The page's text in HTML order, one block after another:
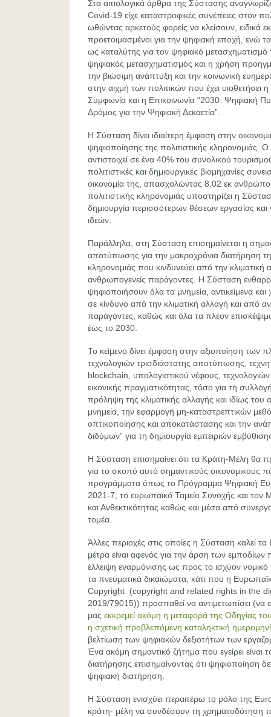
Στα αιτιολογικά άρθρα της Σύστασης
Covid-19 είχε καταστροφικές συνέπειες στον
ωθώντας αρκετούς φορείς να κλείσουν, ειδικά
προετοιμασμένοι για την ψηφιακή εποχή, ενώ
ως καταλύτης για τον ψηφιακό
ψηφιακός μετασχηματισμός και η χρήση
την βιώσιμη ανάπτυξη και την κοινωνική
στην αιχμή των πολιτικών που έχει
Συμφωνία και η Επικοινωνία “2030: Ψηφιακή
Δρόμος για την Ψηφιακή Δεκαετία”.
Η Σύσταση δίνει ιδιαίτερη έμφαση στην
ψηφιοποίησης της πολιτιστικής κληρονομιάς. Ο
αντιστοιχεί σε ένα 40% του συνολικού
πολιτιστικές και δημιουργικές βιομηχανίες
οικονομία της, απασχολώντας 8.02 εκ
πολιτιστικής κληρονομιάς υποστηρίζει η
δημιουργία περισσότερων θέσεων εργασίας και
ιδεών.
Παράλληλα, στη Σύσταση επισημαίνεται η
αποτύπωσης για την μακροχρόνια διατήρηση
κληρονομιάς που κινδυνεύει από την κλιματική
ανθρωπογενείς παράγοντες. Η Σύσταση
ψηφιοποιήσουν όλα τα μνημεία, αντικείμενα
σε κίνδυνο από την κλιματική αλλαγή και από
παράγοντες, καθώς και όλα τα πλέον
έως το 2030.
Το κείμενο δίνει έμφαση στην αξιοποίηση των
τεχνολογιών τρισδιάστατης αποτύπωσης,
blockchain, υπολογιστικού νέφους,
εικονικής πραγματικότητας, τόσο για τη
πρόληψη της κλιματικής αλλαγής και ιδίως του
μνημεία, την εφαρμογή μη-καταστρεπτικών
οπτικοποίησης και αποκατάστασης και την
διδύμων” για τη δημιουργία εμπειριών
Η Σύσταση επισημαίνει ότι τα Κράτη-Μέλη θα
για το σκοπό αυτό σημαντικούς οικονομικους
προγράμματα όπως το Πρόγραμμα Ψηφιακή
2021-7, το ευρωπαϊκό Ταμείο Συνοχής και τον
και Ανθεκτικότητας καθώς και μέσα από
τομέα.
Άλλες περιοχές στις οποίες η Σύσταση καλεί
μέτρα είναι αφενός για την άρση των εμποδίων
έλλειψη εναρμόνισης ως προς το ισχύον νομικό
τα πνευματικά δικαιώματα, κάτι που η
Copyright (copyright and related rights in the
2019/79015)) προσπαθεί να αντιμετωπίσει (να
μας εκκρεμεί ακόμη η μεταφορά της Οδηγίας
η σχετική προβλεπόμενη καταληκτική
βελτίωση των ψηφιακών δεξιοτήτων των
Ένα ακόμη σημαντικό ζήτημα που εγείρει είναι
διατήρησης επισημαίνοντας ότι ψηφιοποίηση
ψηφιακή διατήρηση.
Η Σύσταση ενισχύει περαιτέρω το ρόλο της
κράτη- μέλη να συνδέσουν τη χρηματοδότηση